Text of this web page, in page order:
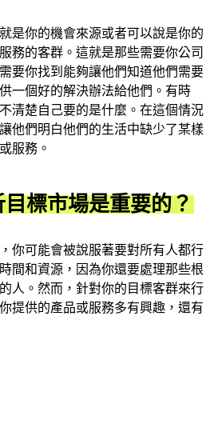
是你的機會來源或者可以說是你的
務的客群。這就是那些需要你公司
要你找到能夠讓他們知道他們需要
一個好的解決辦法給他們。有時
清楚自己要的是什麼。在這個情況
他們明白他們的生活中缺少了某樣
服務。
標市場是重要的？
你可能會被說服著要對所有人都行
間和資源，因為你還要處理那些根
人。然而，針對你的目標客群來行
提供的產品或服務多有興趣，還有